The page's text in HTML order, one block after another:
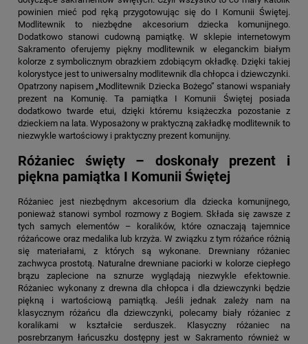
powinien mieć pod ręką przygotowując się do I Komunii Świętej.
Modlitewnik to niezbędne akcesorium dziecka komunijnego.
Dodatkowo stanowi cudowną pamiątkę. W sklepie internetowym
Sakramento oferujemy piękny modlitewnik w eleganckim białym
kolorze z symbolicznym obrazkiem zdobiącym okładkę. Dzięki takiej
kolorystyce jest to uniwersalny modlitewnik dla chłopca i dziewczynki.
Opatrzony napisem „Modlitewnik Dziecka Bożego” stanowi wspaniały
prezent na Komunię. Ta pamiątka I Komunii Świętej posiada
dodatkowo twarde etui, dzięki któremu książeczka pozostanie z
dzieckiem na lata. Wyposażony w praktyczną zakładkę modlitewnik to
niezwykle wartościowy i praktyczny prezent komunijny.
Różaniec święty – doskonały prezent i
piękna pamiątka I Komunii Świętej
Różaniec jest niezbędnym akcesorium dla dziecka komunijnego,
ponieważ stanowi symbol rozmowy z Bogiem. Składa się zawsze z
tych samych elementów – koralików, które oznaczają tajemnice
różańcowe oraz medalika lub krzyża. W związku z tym różańce różnią
się materiałami, z których są wykonane. Drewniany różaniec
zachwyca prostotą. Naturalne drewniane paciorki w kolorze ciepłego
brązu zaplecione na sznurze wyglądają niezwykle efektownie.
Różaniec wykonany z drewna dla chłopca i dla dziewczynki będzie
piękną i wartościową pamiątką. Jeśli jednak zależy nam na
klasycznym różańcu dla dziewczynki, polecamy biały różaniec z
koralikami w kształcie serduszek. Klasyczny różaniec na
posrebrzanym łańcuszku dostępny jest w Sakramento również w